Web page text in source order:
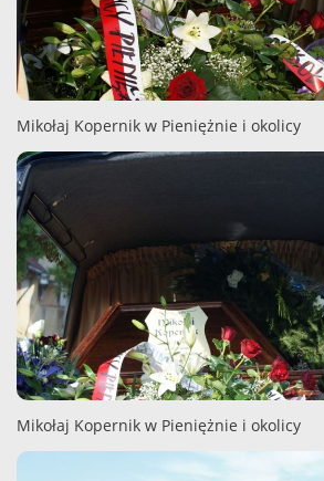
Mikołaj Kopernik w Pieniężnie i okolicy
Mikołaj Kopernik w Pieniężnie i okolicy